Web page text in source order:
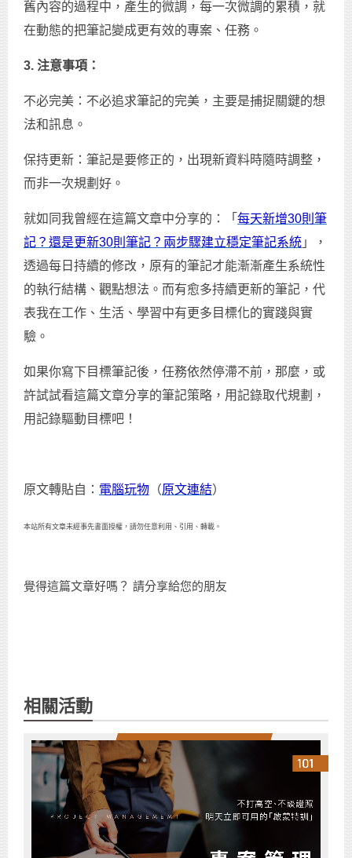
舊內容的過程中，產生的微調，每一次微調的累積，就
在動態的把筆記變成更有效的專案、任務。
3. 注意事項：
不必完美：不必追求筆記的完美，主要是捕捉關鍵的想
法和訊息。
保持更新：筆記是要修正的，出現新資料時隨時調整，
而非一次規劃好。
就如同我曾經在這篇文章中分享的：「 每天新增30則筆
記？還是更新30則筆記？兩步驟建立穩定筆記系統 」，
透過每日持續的修改，原有的筆記才能漸漸產生系統性
的執行結構、觀點想法。而有愈多持續更新的筆記，代
表我在工作、生活、學習中有更多目標化的實踐與實
驗。
如果你寫下目標筆記後，任務依然停滯不前，那麼，或
許試試看這篇文章分享的筆記策略，用記錄取代規劃，
用記錄驅動目標吧！
原文轉貼自： 電腦玩物 （原文連結）
本站所有文章未經事先書面授權，請勿任意利用、引用、轉載。
覺得這篇文章好嗎？ 請分享給您的朋友
相關活動